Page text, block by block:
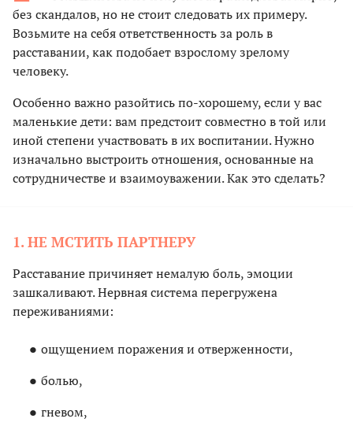
без скандалов, но не стоит следовать их примеру.
Возьмите на себя ответственность за роль в
расставании, как подобает взрослому зрелому
человеку.
Особенно важно разойтись по-хорошему, если у вас
маленькие дети: вам предстоит совместно в той или
иной степени участвовать в их воспитании. Нужно
изначально выстроить отношения, основанные на
сотрудничестве и взаимоуважении. Как это сделать?
1. НЕ МСТИТЬ ПАРТНЕРУ
Расставание причиняет немалую боль, эмоции
зашкаливают. Нервная система перегружена
переживаниями:
ощущением поражения и отверженности,
болью,
гневом,